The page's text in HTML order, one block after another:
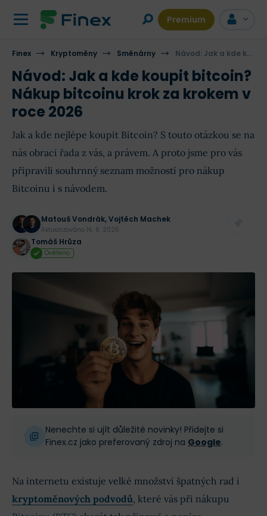
Premium
Finex Kryptoměny Směnárny Návod: Jak a kde koupit bitcoin? Nákup bitcoinu krok za krokem v roce 2025
Návod: Jak a kde koupit bitcoin?
Nákup bitcoinu krok za krokem v
roce 2026
Jak a kde nejlépe koupit Bitcoin? S touto otázkou se na
nás obrací řada z vás, a právem. A proto jsme pro vás
připravili souhrnný seznam možností pro nákup
Bitcoinu i s návodem.
Matouš Vondrák,Vojtěch Machek
Aktualizováno 16. 6. 2025
Tomáš Hrůza
Ověřeno
Nenechte si ujít důležité novinky! Přidejte si
Finex.cz jako preferovaný zdroj na Google.
Na internetu existuje velké množství špatných rad i
kryptoměnových podvodů, které vás při nákupu